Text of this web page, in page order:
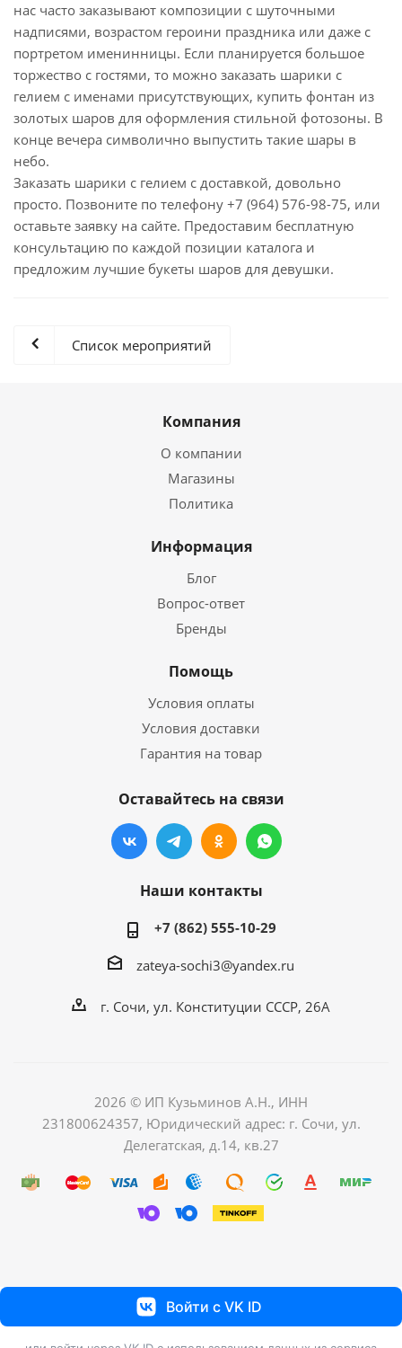
нас часто заказывают композиции с шуточными
надписями, возрастом героини праздника или даже с
портретом именинницы. Если планируется большое
торжество с гостями, то можно заказать шарики с
гелием с именами присутствующих, купить фонтан из
золотых шаров для оформления стильной фотозоны. В
конце вечера символично выпустить такие шары в
небо.
Заказать шарики с гелием с доставкой, довольно
просто. Позвоните по телефону +7 (964) 576-98-75, или
оставьте заявку на сайте. Предоставим бесплатную
консультацию по каждой позиции каталога и
предложим лучшие букеты шаров для девушки.
Список мероприятий
Компания
О компании
Магазины
Политика
Информация
Блог
Вопрос-ответ
Бренды
Помощь
Условия оплаты
Условия доставки
Гарантия на товар
Оставайтесь на связи
Наши контакты
+7 (862) 555-10-29
zateya-sochi3@yandex.ru
г. Сочи, ул. Конституции СССР, 26А
2026 © ИП Кузьминов А.Н., ИНН
231800624357, Юридический адрес: г. Сочи, ул.
Делегатская, д.14, кв.27
Войти с VK ID